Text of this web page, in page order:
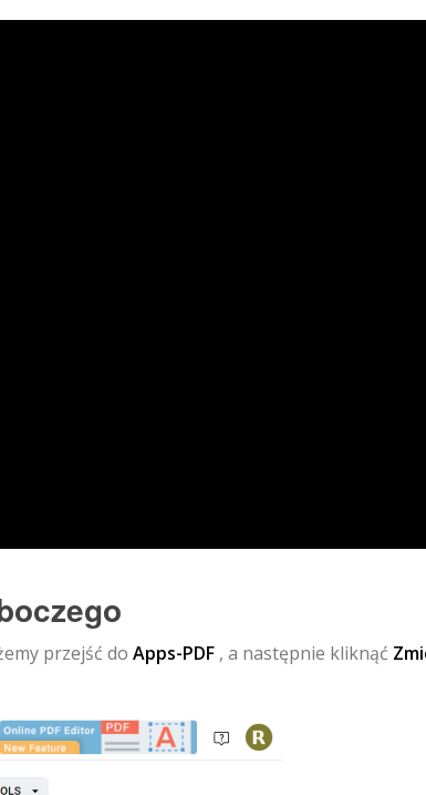
przejść do Apps-PDF , a następnie kliknąć